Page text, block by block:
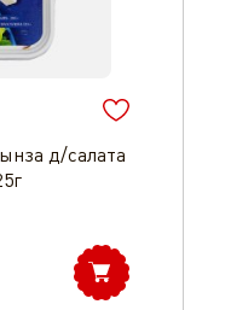
д/салата